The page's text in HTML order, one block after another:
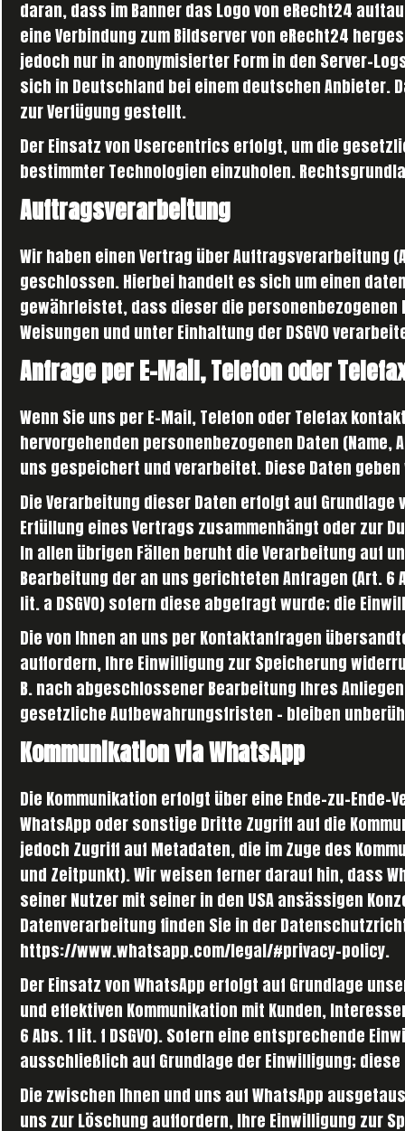
daran, dass im Banner das Logo von eRecht24
eine Verbindung zum Bildserver von eRecht24
jedoch nur in anonymisierter Form in den Server-
sich in Deutschland bei einem deutschen
zur Verfügung gestellt.
Der Einsatz von Usercentrics erfolgt, um die
bestimmter Technologien einzuholen.
Auftragsverarbeitung
Wir haben einen Vertrag über Auftragsverarbeitung
geschlossen. Hierbei handelt es sich um einen
gewährleistet, dass dieser die
Weisungen und unter Einhaltung der DSGVO
Anfrage per E-Mail, Telefon oder
Wenn Sie uns per E-Mail, Telefon oder Telefax
hervorgehenden personenbezogenen Daten
uns gespeichert und verarbeitet. Diese Daten
Die Verarbeitung dieser Daten erfolgt auf Grundlage
Erfüllung eines Vertrags zusammenhängt oder zur
In allen übrigen Fällen beruht die Verarbeitung auf
Bearbeitung der an uns gerichteten Anfragen (Art. 6
lit. a DSGVO) sofern diese abgefragt wurde; die
Die von Ihnen an uns per Kontaktanfragen
auffordern, Ihre Einwilligung zur Speicherung
B. nach abgeschlossener Bearbeitung Ihres
gesetzliche Aufbewahrungsfristen – bleiben
Kommunikation via WhatsApp
Die Kommunikation erfolgt über eine Ende-zu-
WhatsApp oder sonstige Dritte Zugriff auf die
jedoch Zugriff auf Metadaten, die im Zuge des
und Zeitpunkt). Wir weisen ferner darauf hin, dass
seiner Nutzer mit seiner in den USA ansässigen
Datenverarbeitung finden Sie in der
https://www.whatsapp.com/legal/#privacy-policy.
Der Einsatz von WhatsApp erfolgt auf Grundlage
und effektiven Kommunikation mit Kunden,
6 Abs. 1 lit. f DSGVO). Sofern eine entsprechende
ausschließlich auf Grundlage der Einwilligung;
Die zwischen Ihnen und uns auf WhatsApp
uns zur Löschung auffordern, Ihre Einwilligung zur